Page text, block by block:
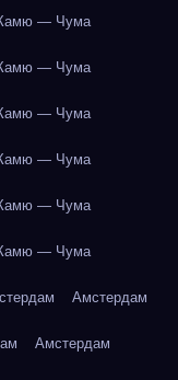
— Чума
— Чума
— Чума
— Чума
— Чума
— Чума
Амстердам
Амстердам